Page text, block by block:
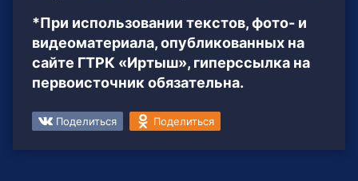
*При использовании текстов, фото- и
видеоматериала, опубликованных на
сайте ГТРК «Иртыш», гиперссылка на
первоисточник обязательна.
Поделиться Поделиться